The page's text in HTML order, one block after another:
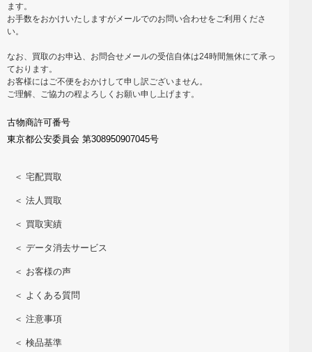
ます。
お手数をおかけいたしますがメールでのお問い合わせをご利用くださ
い。
なお、買取のお申込、お問合せメールの受信自体は24時間無休にて承っ
ております。
お客様にはご不便をおかけして申し訳ございません。
ご理解、ご協力の程よろしくお願い申し上げます。
古物商許可番号
東京都公安委員会 第308950907045号
＜ 宅配買取
＜ 法人買取
＜ 買取実績
＜ データ消去サービス
＜ お客様の声
＜ よくある質問
＜ 注意事項
＜ 検品基準